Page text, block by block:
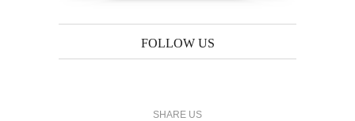
FOLLOW US
SHARE US